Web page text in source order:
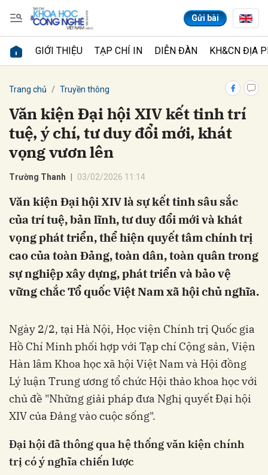
Gửi bài
GIỚI THIỆU TẠP CHÍ IN DIỄN ĐÀN KH&CN ĐỊA
Trang chủ Truyền thông
Văn kiện Đại hội XIV kết tinh trí
tuệ, ý chí, tư duy đổi mới, khát
vọng vươn lên
Trường Thanh 03/02/2026 11:14
Văn kiện Đại hội XIV là sự kết tinh sâu sắc
của trí tuệ, bản lĩnh, tư duy đổi mới và khát
vọng phát triển, thể hiện quyết tâm chính trị
cao của toàn Đảng, toàn dân, toàn quân trong
sự nghiệp xây dựng, phát triển và bảo vệ
vững chắc Tổ quốc Việt Nam xã hội chủ nghĩa.
Ngày 2/2, tại Hà Nội, Học viện Chính trị Quốc gia
Hồ Chí Minh phối hợp với Tạp chí Cộng sản, Viện
Hàn lâm Khoa học xã hội Việt Nam và Hội đồng
Lý luận Trung ương tổ chức Hội thảo khoa học với
chủ đề "Những giải pháp đưa Nghị quyết Đại hội
XIV của Đảng vào cuộc sống".
Đại hội đã thông qua hệ thống văn kiện chính
trị có ý nghĩa chiến lược
Gửi bình luận
Hủy Gửi